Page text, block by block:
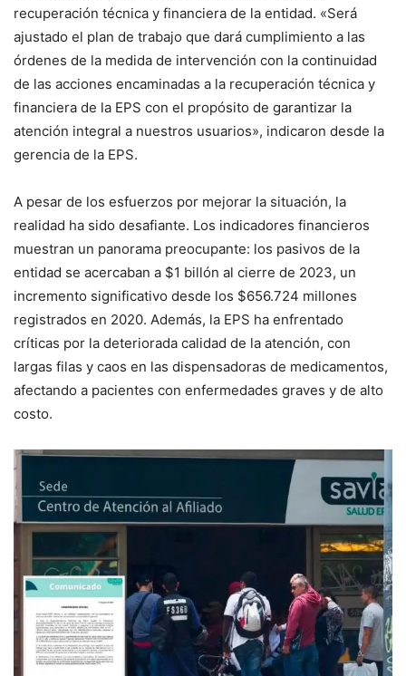
recuperación técnica y financiera de la entidad. «Será
ajustado el plan de trabajo que dará cumplimiento a las
órdenes de la medida de intervención con la continuidad
de las acciones encaminadas a la recuperación técnica y
financiera de la EPS con el propósito de garantizar la
atención integral a nuestros usuarios», indicaron desde la
gerencia de la EPS.
A pesar de los esfuerzos por mejorar la situación, la
realidad ha sido desafiante. Los indicadores financieros
muestran un panorama preocupante: los pasivos de la
entidad se acercaban a $1 billón al cierre de 2023, un
incremento significativo desde los $656.724 millones
registrados en 2020. Además, la EPS ha enfrentado
críticas por la deteriorada calidad de la atención, con
largas filas y caos en las dispensadoras de medicamentos,
afectando a pacientes con enfermedades graves y de alto
costo.